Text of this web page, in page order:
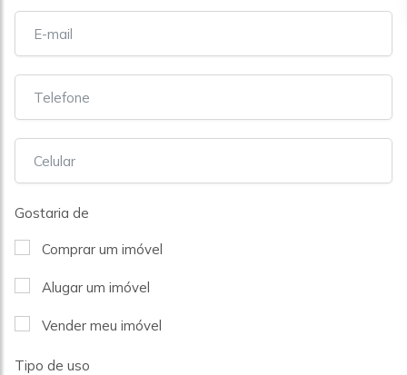
Gostaria de
Comprar um imóvel
Alugar um imóvel
Vender meu imóvel
Tipo de uso